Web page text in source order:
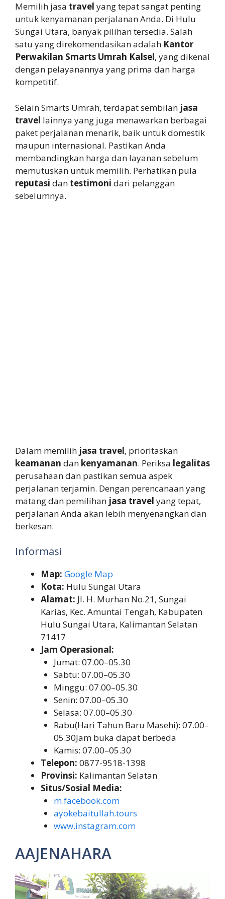
Memilih jasa travel yang tepat sangat penting
untuk kenyamanan perjalanan Anda. Di Hulu
Sungai Utara, banyak pilihan tersedia. Salah
satu yang direkomendasikan adalah Kantor
Perwakilan Smarts Umrah Kalsel, yang dikenal
dengan pelayanannya yang prima dan harga
kompetitif.
Selain Smarts Umrah, terdapat sembilan jasa
travel lainnya yang juga menawarkan berbagai
paket perjalanan menarik, baik untuk domestik
maupun internasional. Pastikan Anda
membandingkan harga dan layanan sebelum
memutuskan untuk memilih. Perhatikan pula
reputasi dan testimoni dari pelanggan
sebelumnya.
Dalam memilih jasa travel, prioritaskan
keamanan dan kenyamanan. Periksa legalitas
perusahaan dan pastikan semua aspek
perjalanan terjamin. Dengan perencanaan yang
matang dan pemilihan jasa travel yang tepat,
perjalanan Anda akan lebih menyenangkan dan
berkesan.
Informasi
Map: Google Map
Kota: Hulu Sungai Utara
Alamat: Jl. H. Murhan No.21, Sungai
Karias, Kec. Amuntai Tengah, Kabupaten
Hulu Sungai Utara, Kalimantan Selatan
71417
Jam Operasional:
Jumat: 07.00–05.30
Sabtu: 07.00–05.30
Minggu: 07.00–05.30
Senin: 07.00–05.30
Selasa: 07.00–05.30
Rabu(Hari Tahun Baru Masehi): 07.00–
05.30Jam buka dapat berbeda
Kamis: 07.00–05.30
Telepon: 0877-9518-1398
Provinsi: Kalimantan Selatan
Situs/Sosial Media:
m.facebook.com
ayokebaitullah.tours
www.instagram.com
AAJENAHARA